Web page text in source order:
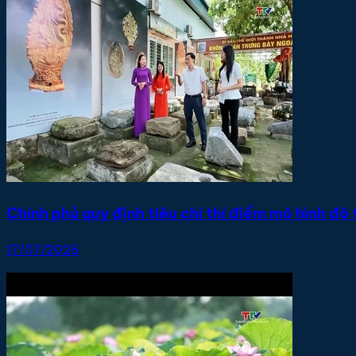
Chính phủ quy định tiêu chí thí điểm mô hình đô
17/07/2026